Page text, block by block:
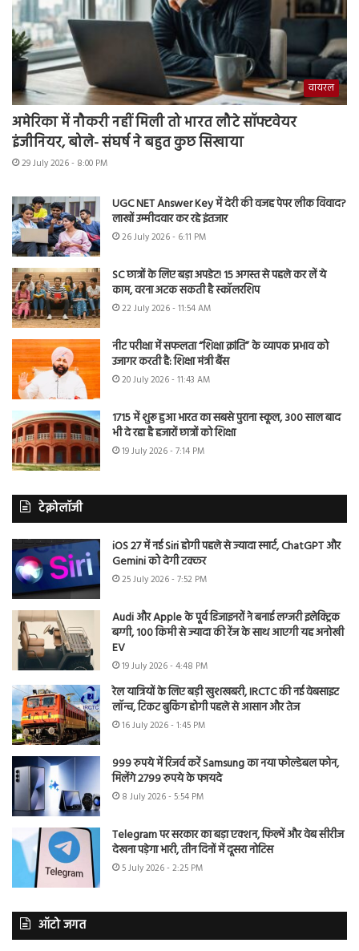
वायरल
अमेरिका में नौकरी नहीं मिली तो भारत लौटे सॉफ्टवेयर
इंजीनियर, बोले- संघर्ष ने बहुत कुछ सिखाया
29 July 2026 - 8:00 PM
UGC NET Answer Key में देरी की वजह पेपर लीक विवाद?
लाखों उम्मीदवार कर रहे इंतजार
26 July 2026 - 6:11 PM
SC छात्रों के लिए बड़ा अपडेट! 15 अगस्त से पहले कर लें ये
काम, वरना अटक सकती है स्कॉलरशिप
22 July 2026 - 11:54 AM
नीट परीक्षा में सफलता “शिक्षा क्रांति” के व्यापक प्रभाव को
उजागर करती है: शिक्षा मंत्री बैंस
20 July 2026 - 11:43 AM
1715 में शुरू हुआ भारत का सबसे पुराना स्कूल, 300 साल बाद
भी दे रहा है हजारों छात्रों को शिक्षा
19 July 2026 - 7:14 PM
टेक्नोलॉजी
iOS 27 में नई Siri होगी पहले से ज्यादा स्मार्ट, ChatGPT और
Gemini को देगी टक्कर
25 July 2026 - 7:52 PM
Audi और Apple के पूर्व डिजाइनरों ने बनाई लग्जरी इलेक्ट्रिक
बग्गी, 100 किमी से ज्यादा की रेंज के साथ आएगी यह अनोखी
EV
19 July 2026 - 4:48 PM
रेल यात्रियों के लिए बड़ी खुशखबरी, IRCTC की नई वेबसाइट
लॉन्च, टिकट बुकिंग होगी पहले से आसान और तेज
16 July 2026 - 1:45 PM
999 रुपये में रिजर्व करें Samsung का नया फोल्डेबल फोन,
मिलेंगे 2799 रुपये के फायदे
8 July 2026 - 5:54 PM
Telegram पर सरकार का बड़ा एक्शन, फिल्में और वेब सीरीज
देखना पड़ेगा भारी, तीन दिनों में दूसरा नोटिस
5 July 2026 - 2:25 PM
ऑटो जगत